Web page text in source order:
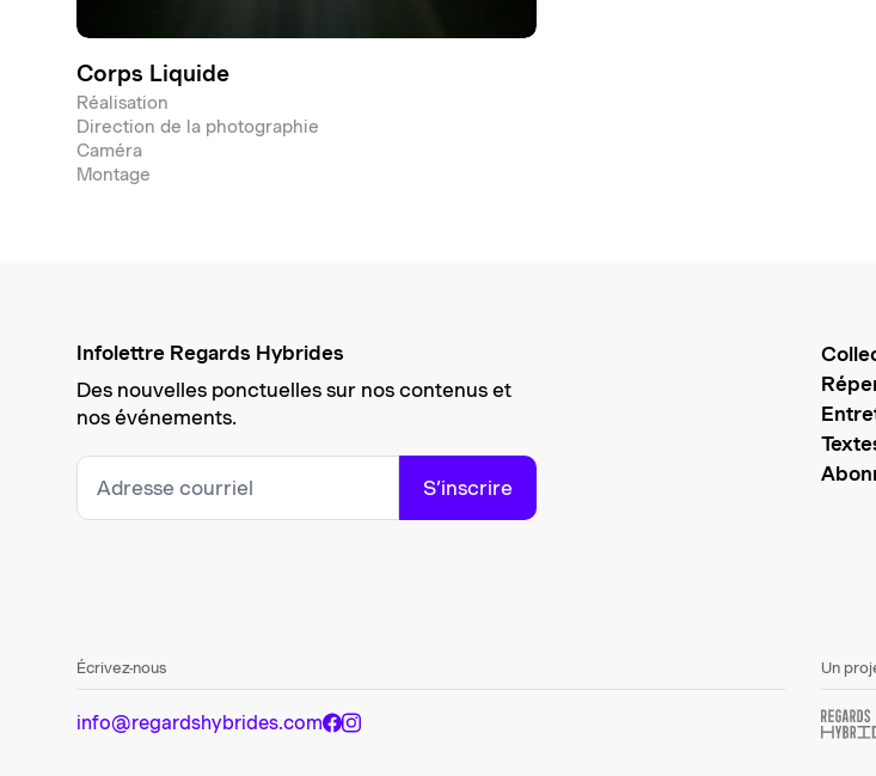
Corps Liquide
Réalisation
Direction de la photographie
Caméra
Montage
Infolettre Regards Hybrides
Des nouvelles ponctuelles sur nos contenus et
nos événements.
S’inscrire
Écrivez-nous
info@regardshybrides.com
Un